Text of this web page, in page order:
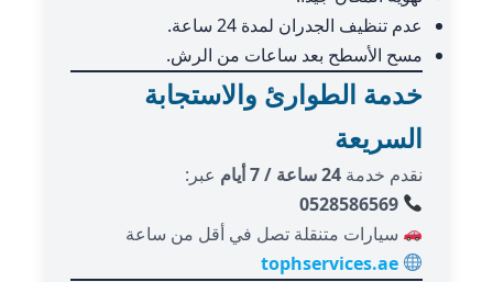
عدم تنظيف الجدران لمدة 24 ساعة.
مسح الأسطح بعد ساعات من الرش.
خدمة الطوارئ والاستجابة
السريعة
نقدم خدمة 24 ساعة / 7 أيام
عبر:
0528586569
سيارات متنقلة تصل في أقل من ساعة
tophservices.ae